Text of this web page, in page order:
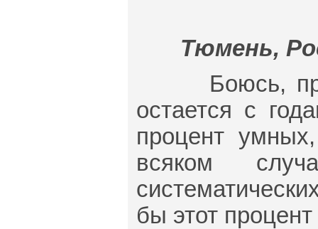
Тюмень,
Боюсь,
остается с
процент
всяком
бы этот